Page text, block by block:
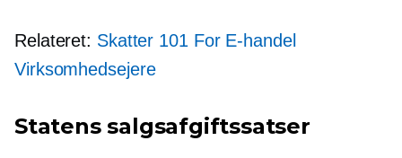
Relateret: Skatter 101 For E-handel
Virksomhedsejere
Statens salgsafgiftssatser